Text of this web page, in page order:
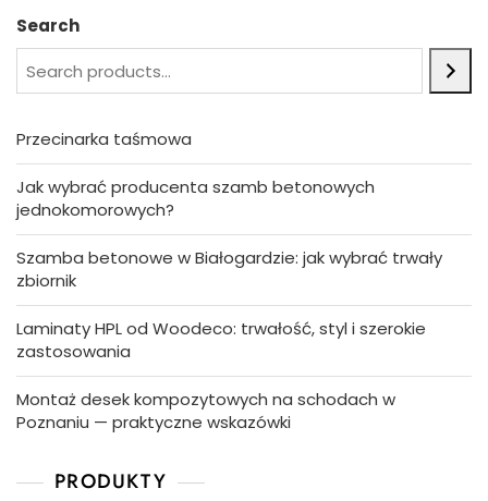
Search
Przecinarka taśmowa
Jak wybrać producenta szamb betonowych
jednokomorowych?
Szamba betonowe w Białogardzie: jak wybrać trwały
zbiornik
Laminaty HPL od Woodeco: trwałość, styl i szerokie
zastosowania
Montaż desek kompozytowych na schodach w
Poznaniu — praktyczne wskazówki
PRODUKTY